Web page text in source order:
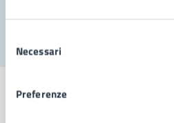
delNecessari
Preferenze